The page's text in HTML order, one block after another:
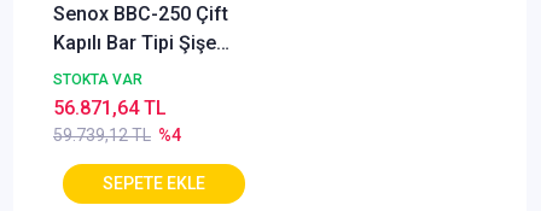
Senox BBC-250 Çift
Kapılı Bar Tipi Şişe
Soğutucu
STOKTA VAR
59.739,12 TL %4
56.871,64 TL